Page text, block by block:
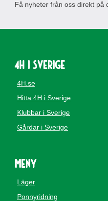
Få nyheter från oss direkt på
4H i Sverige
4H.se
Hitta 4H i Sverige
Klubbar i Sverige
Gårdar i Sverige
Meny
Läger
Ponnyridning